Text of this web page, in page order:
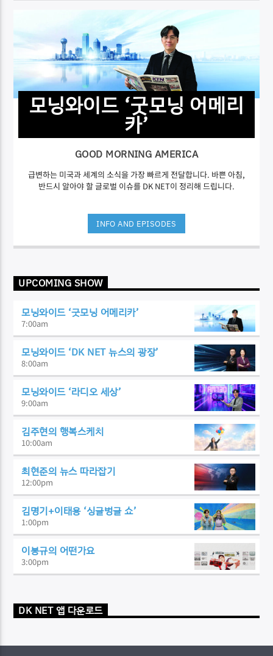
모닝와이드 ‘굿모닝 어메리
카’
GOOD MORNING AMERICA
급변하는 미국과 세계의 소식을 가장 빠르게 전달합니다. 바쁜 아침,
반드시 알아야 할 글로벌 이슈를 DK NET이 정리해 드립니다.
INFO AND EPISODES
UPCOMING SHOW
모닝와이드 ‘굿모닝 어메리카’
7:00am
모닝와이드 ‘DK NET 뉴스의 광장’
8:00am
모닝와이드 ‘라디오 세상’
9:00am
김주현의 행복스케치
10:00am
최현준의 뉴스 따라잡기
12:00pm
김명기+이태용 ‘싱글벙글 쇼’
1:00pm
이봉규의 어떤가요
3:00pm
DK NET 앱 다운로드